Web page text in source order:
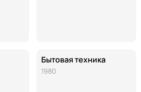
Бытовая техника
1980